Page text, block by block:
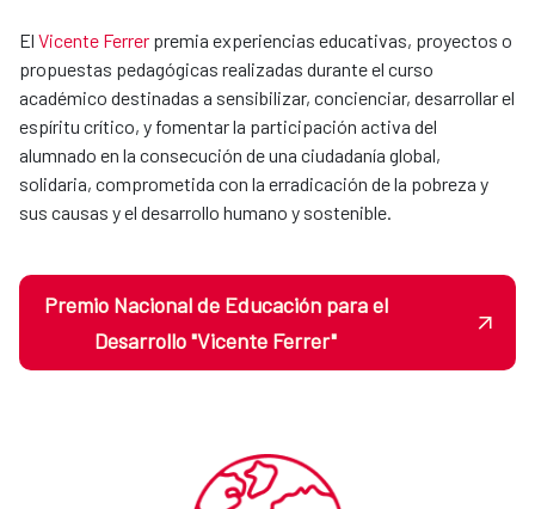
El Vicente Ferrer premia experiencias educativas, proyectos o
propuestas pedagógicas realizadas durante el curso
académico destinadas a sensibilizar, concienciar, desarrollar el
espíritu crítico, y fomentar la participación activa del
alumnado en la consecución de una ciudadanía global,
solidaria, comprometida con la erradicación de la pobreza y
sus causas y el desarrollo humano y sostenible.
Premio Nacional de Educación para el
Desarrollo "Vicente Ferrer"